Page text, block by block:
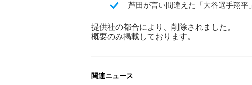
芦田が言い間違えた「大谷選手翔平
提供社の都合により、削除されました。
概要のみ掲載しております。
関連ニュース